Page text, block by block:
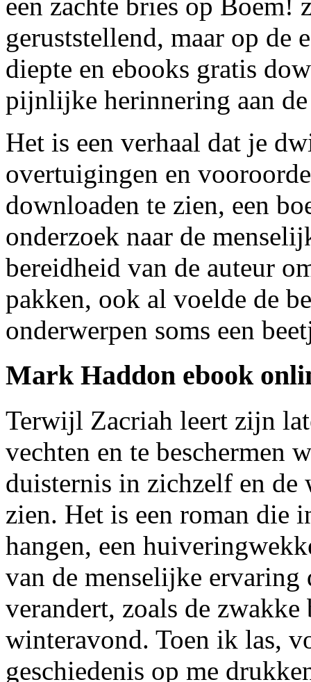
een zachte bries op Boem!
geruststellend, maar op de
diepte en ebooks gratis
pijnlijke herinnering aan
Het is een verhaal dat je
overtuigingen en
downloaden te zien, een
onderzoek naar de
bereidheid van de auteur
pakken, ook al voelde de
onderwerpen soms een
Mark Haddon ebook
Terwijl Zacriah leert zijn
vechten en te beschermen
duisternis in zichzelf en de
zien. Het is een roman die
hangen, een
van de menselijke
verandert, zoals de
winteravond. Toen ik las,
geschiedenis op me